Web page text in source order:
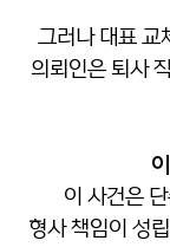
그러나 대표 교
의뢰인은 퇴사
이 사건은
형사 책임이 성